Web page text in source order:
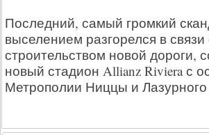
Последний, самый громкий
выселением разгорелся в связи
строительством новой дороги,
новый стадион Allianz Riviera с
Метрополии Ниццы и Лазурного